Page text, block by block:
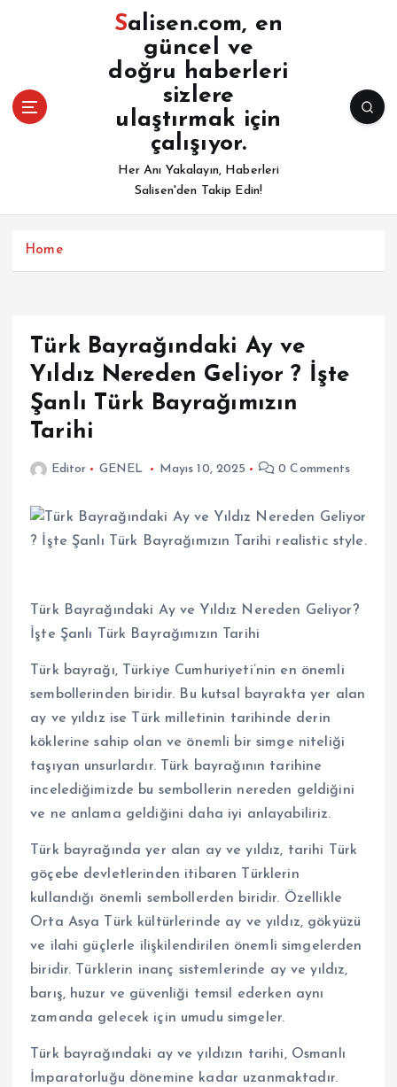
a
Salisen.com, en
güncel ve
doğru haberleri
sizlere
ulaştırmak için
çalışıyor.
Her Anı Yakalayın, Haberleri
Salisen'den Takip Edin!
Home
Türk Bayrağındaki Ay ve
Yıldız Nereden Geliyor ? İşte
Şanlı Türk Bayrağımızın
Tarihi
Editor GENEL Mayıs 10, 2025 0 Comments
Türk Bayrağındaki Ay ve Yıldız Nereden Geliyor?
İşte Şanlı Türk Bayrağımızın Tarihi
Türk bayrağı, Türkiye Cumhuriyeti’nin en önemli
sembollerinden biridir. Bu kutsal bayrakta yer alan
ay ve yıldız ise Türk milletinin tarihinde derin
köklerine sahip olan ve önemli bir simge niteliği
taşıyan unsurlardır. Türk bayrağının tarihine
incelediğimizde bu sembollerin nereden geldiğini
ve ne anlama geldiğini daha iyi anlayabiliriz.
Türk bayrağında yer alan ay ve yıldız, tarihi Türk
göçebe devletlerinden itibaren Türklerin
kullandığı önemli sembollerden biridir. Özellikle
Orta Asya Türk kültürlerinde ay ve yıldız, gökyüzü
ve ilahi güçlerle ilişkilendirilen önemli simgelerden
biridir. Türklerin inanç sistemlerinde ay ve yıldız,
barış, huzur ve güvenliği temsil ederken aynı
zamanda gelecek için umudu simgeler.
Türk bayrağındaki ay ve yıldızın tarihi, Osmanlı
İmparatorluğu dönemine kadar uzanmaktadır.